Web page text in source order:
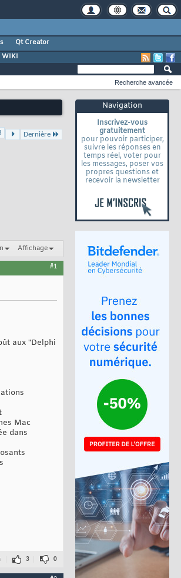
Qt Creator
WIKI
Navigation
Inscrivez-vous
gratuitement
pour pouvoir participer,
suivre les réponses en
temps réel, voter pour
les messages, poser vos
propres questions et
recevoir la newsletter
Recherche avancée
Dernière
Affichage
#1
aux "Delphi
Mac
dans
3 0